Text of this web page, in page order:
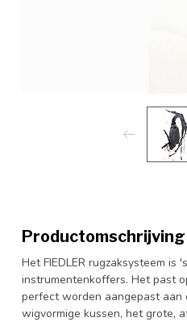
Productomschrijving
Het FIEDLER rugzaksysteem
instrumentenkoffers. Het past
perfect worden aangepast aan
wigvormige kussen, het grote,